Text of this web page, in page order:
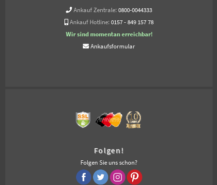
Ankauf Zentrale: 0800-0044333
Ankauf Hotline: 0157 - 849 157 78
Wir sind momentan erreichbar!
Ankaufsformular
Folgen!
Folgen Sie uns schon?